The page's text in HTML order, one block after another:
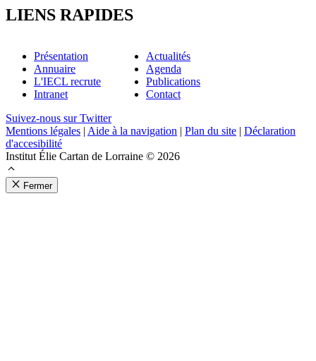
LIENS RAPIDES
Présentation
Annuaire
L'IECL recrute
Intranet
Actualités
Agenda
Publications
Contact
Suivez-nous sur Twitter
Mentions légales | Aide à la navigation | Plan du site | Déclaration
d'accesibilité
Institut Élie Cartan de Lorraine © 2026
Fermer